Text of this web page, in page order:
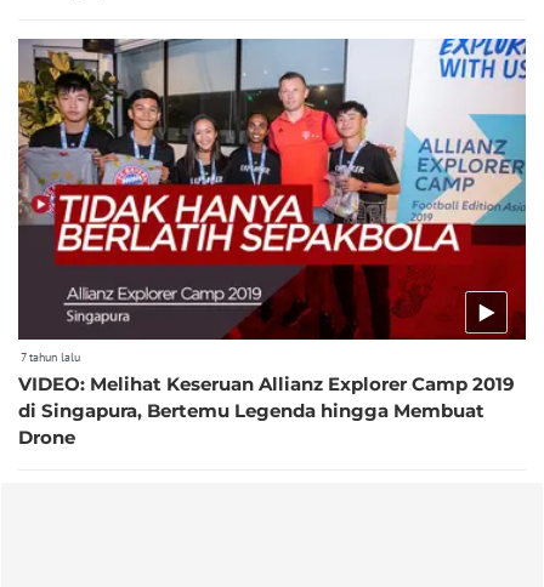
7 tahun lalu
VIDEO: Melihat Keseruan Allianz Explorer Camp 2019
di Singapura, Bertemu Legenda hingga Membuat
Drone